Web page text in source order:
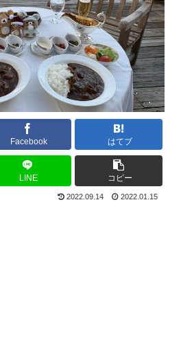
Facebook はてブ
LINE コピー
2022.09.14 2022.01.15